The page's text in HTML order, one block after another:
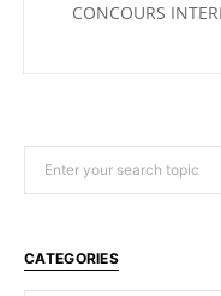
CONCOURS
CATEGORIES